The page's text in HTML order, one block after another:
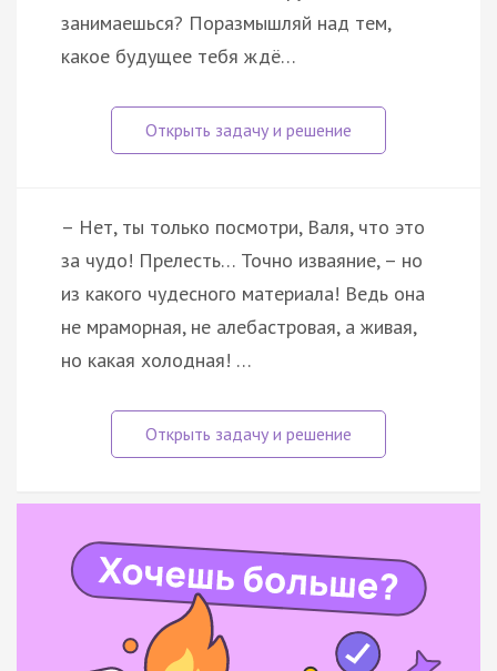
занимаешься? Поразмышляй над тем,
какое будущее тебя ждё…
– Нет, ты только посмотри, Валя, что это
за чудо! Прелесть… Точно изваяние, – но
из какого чудесного материала! Ведь она
не мраморная, не алебастровая, а живая,
но какая холодная! …